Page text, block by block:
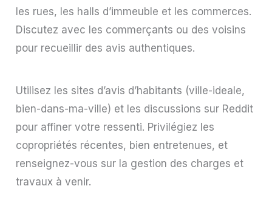
les rues, les halls d’immeuble et les commerces.
Discutez avec les commerçants ou des voisins
pour recueillir des avis authentiques.
Utilisez les sites d’avis d’habitants (ville-ideale,
bien-dans-ma-ville) et les discussions sur Reddit
pour affiner votre ressenti. Privilégiez les
copropriétés récentes, bien entretenues, et
renseignez-vous sur la gestion des charges et
travaux à venir.